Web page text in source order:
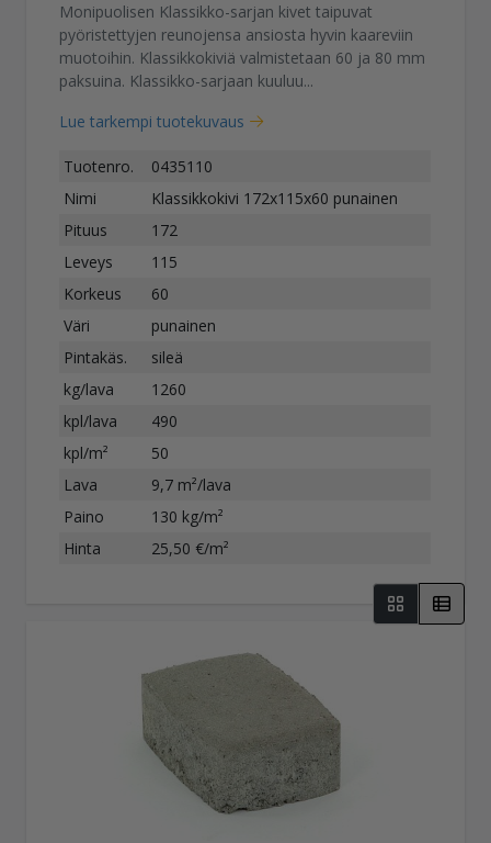
Monipuolisen Klassikko-sarjan kivet taipuvat
pyöristettyjen reunojensa ansiosta hyvin kaareviin
muotoihin. Klassikkokiviä valmistetaan 60 ja 80 mm
paksuina. Klassikko-sarjaan kuuluu...
Lue tarkempi tuotekuvaus
Tuotenro.
0435110
Nimi
Klassikkokivi 172x115x60 punainen
Pituus
172
Leveys
115
Korkeus
60
Väri
punainen
Pintakäs.
sileä
kg/lava
1260
kpl/lava
490
kpl/m²
50
Lava
9,7 m²/lava
Paino
130 kg/m²
Hinta
25,50 €/m²